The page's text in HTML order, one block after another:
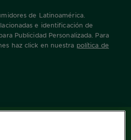
de Latinoamérica.
e identificación de
Publicidad Personalizada. Para
haz click en nuestra política de